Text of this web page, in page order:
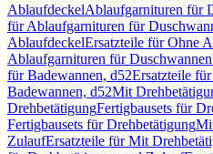
AblaufdeckelAblaufgarnituren für
für Ablaufgarnituren für
AblaufdeckelErsatzteile für Ohne
Ablaufgarnituren für Duschwannen
für Badewannen, d52Ersatzteile
Badewannen, d52Mit
DrehbetätigungFertigbausets für
Fertigbausets für Drehbetätigung
ZulaufErsatzteile für Mit